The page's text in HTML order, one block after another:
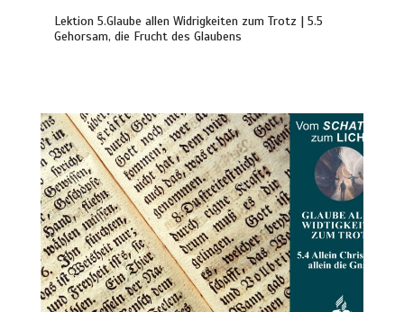
Lektion 5.Glaube allen Widrigkeiten zum Trotz | 5.5
Gehorsam, die Frucht des Glaubens